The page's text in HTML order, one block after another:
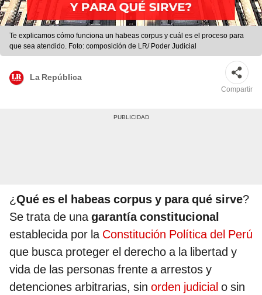
Te explicamos cómo funciona un habeas corpus y cuál es el proceso para
que sea atendido. Foto: composición de LR/ Poder Judicial
La República
Compartir
¿Qué es el habeas corpus y para qué sirve?
Se trata de unagarantía constitucional
establecida por la Constitución Política del Perú
que busca proteger el derecho a la libertad y
vida de las personas frente a arrestos y
detenciones arbitrarias, sin orden judicial o sin